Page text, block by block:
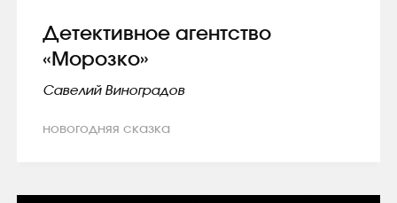
Детективное агентство
«Морозко»
Савелий Виноградов
новогодняя сказка